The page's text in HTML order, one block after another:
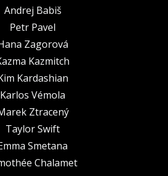
Andrej Babiš
Petr Pavel
Zagorová
Kazmitch
Kardashian
Karlos Vémola
Ztracený
Taylor Swift
Smetana
Chalamet